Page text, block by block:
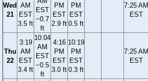
Wed
21
AM
EST
3.5 ft
EST
−0.7
ft
PM
EST
2.9 ft
PM
EST
0.5 ft
7:25 AM
EST
Thu
22
3:19
AM
EST
3.4 ft
10:04
AM
EST
−0.5
ft
4:16
PM
EST
3.0 ft
10:19
PM
EST
0.3 ft
7:25 AM
EST